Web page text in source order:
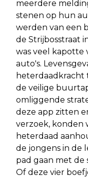
meerdere
stenen op hun
werden van een
de Strijbosstraat
was veel kapotte
auto's.
heterdaadkracht
de veilige
omliggende
deze app zitten
verzoek, konden
heterdaad
de jongens in de
pad gaan met de
Of deze vier